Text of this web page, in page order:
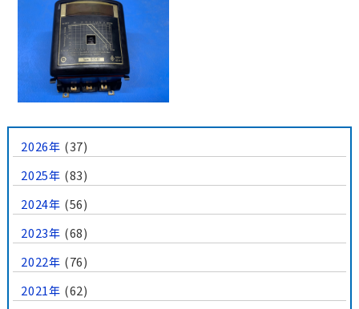
2026年 (37)
2025年 (83)
2024年 (56)
2023年 (68)
2022年 (76)
2021年 (62)